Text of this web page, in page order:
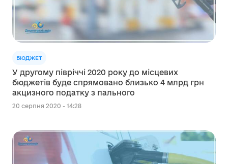
БЮДЖЕТ
У другому півріччі 2020 року до місцевих
бюджетів буде спрямовано близько 4 млрд грн
акцизного податку з пального
20 серпня 2020 - 14:28